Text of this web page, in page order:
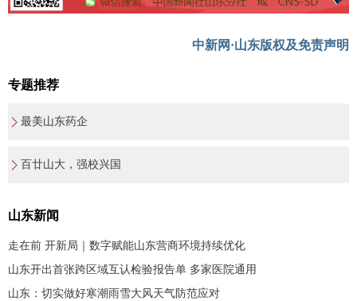
中新网·山东版权及免责声明
专题推荐
最美山东药企
百廿山大，强校兴国
山东新闻
走在前 开新局｜数字赋能山东营商环境持续优化
山东开出首张跨区域互认检验报告单 多家医院通用
山东：切实做好寒潮雨雪大风天气防范应对